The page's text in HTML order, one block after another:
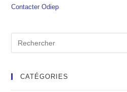
Contacter Odiep
CATÉGORIES